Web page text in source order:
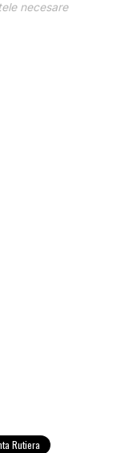
necesare
Rutiera